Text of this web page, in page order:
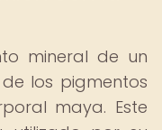
mineral de un
los pigmentos
maya. Este